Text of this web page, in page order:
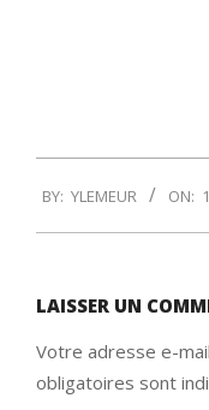
01-
01
BY: YLEMEUR ON:
LAISSER UN
Votre adresse e-
obligatoires sont